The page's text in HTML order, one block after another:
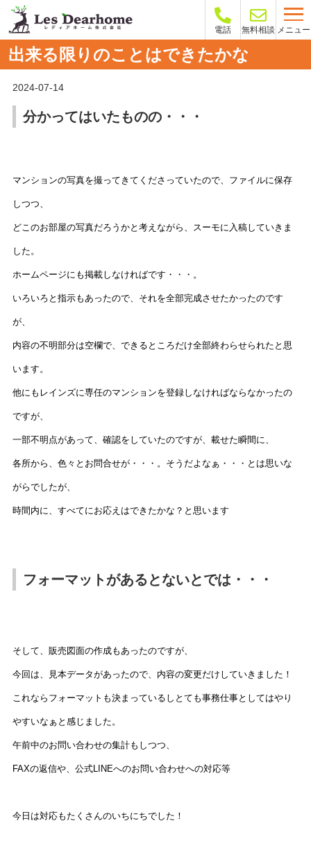
電話 無料相談 メニュー
出来る限りのことはできたかな
2024-07-14
分かってはいたものの・・・
マンションの写真を撮ってきてくださっていたので、ファイルに保存
しつつ、
どこのお部屋の写真だろうかと考えながら、スーモに入稿していきま
した。
ホームページにも掲載しなければです・・・。
いろいろと指示もあったので、それを全部完成させたかったのです
が、
内容の不明部分は空欄で、できるところだけ全部終わらせられたと思
います。
他にもレインズに専任のマンションを登録しなければならなかったの
ですが、
一部不明点があって、確認をしていたのですが、載せた瞬間に、
各所から、色々とお問合せが・・・。そうだよなぁ・・・とは思いな
がらでしたが、
時間内に、すべてにお応えはできたかな？と思います
フォーマットがあるとないとでは・・・
そして、販売図面の作成もあったのですが、
今回は、見本データがあったので、内容の変更だけしていきました！
これならフォーマットも決まっているしとても事務仕事としてはやり
やすいなぁと感じました。
午前中のお問い合わせの集計もしつつ、
FAXの返信や、公式LINEへのお問い合わせへの対応等
今日は対応もたくさんのいちにちでした！